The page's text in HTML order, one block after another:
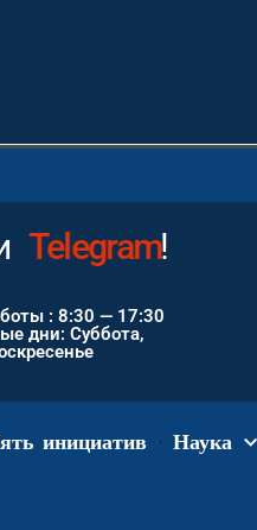
Telegram!
: 8:30 — 17:30
дни: Суббота,
инициатив Наука